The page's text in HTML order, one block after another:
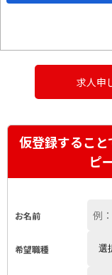
求人申
仮登録するこ
ピ
お名前
希望職種